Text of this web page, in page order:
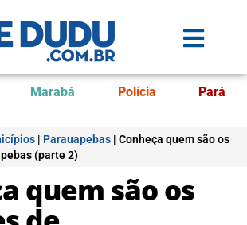
Marabá Polícia Pará
| Parauapebas | Conheça quem são os
(parte 2)
quem são os